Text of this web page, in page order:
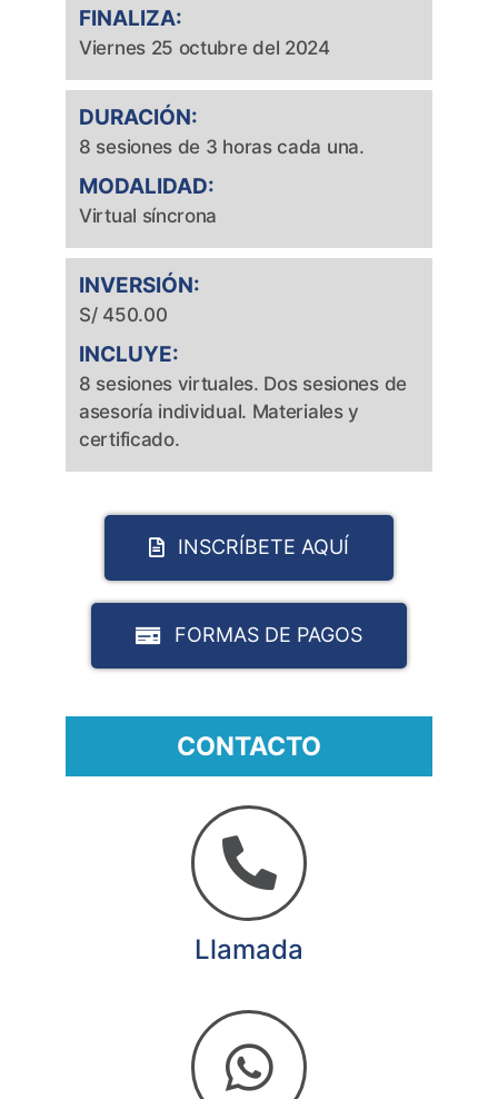
FINALIZA:
Viernes 25 octubre del 2024
DURACIÓN:
8 sesiones de 3 horas cada una.
MODALIDAD:
Virtual síncrona
INVERSIÓN:
S/ 450.00
INCLUYE:
8 sesiones virtuales. Dos sesiones de
asesoría individual. Materiales y
certificado.
INSCRÍBETE AQUÍ
FORMAS DE PAGOS
CONTACTO
Llamada